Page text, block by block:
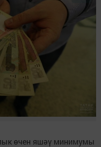
өчен яшәү минимумы